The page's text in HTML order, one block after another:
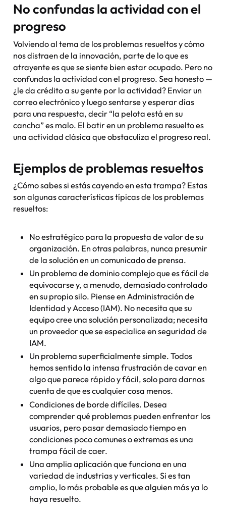
No confundas la actividad con el
progreso
Volviendo al tema de los problemas resueltos y cómo
nos distraen de la innovación, parte de lo que es
atrayente es que se siente bien estar ocupado. Pero no
confundas la actividad con el progreso. Sea honesto —
¿le da crédito a su gente por la actividad? Enviar un
correo electrónico y luego sentarse y esperar días
para una respuesta, decir “la pelota está en su
cancha” es malo. El batir en un problema resuelto es
una actividad clásica que obstaculiza el progreso real.
Ejemplos de problemas resueltos
¿Cómo sabes si estás cayendo en esta trampa? Estas
son algunas características típicas de los problemas
resueltos:
No estratégico para la propuesta de valor de su
organización. En otras palabras, nunca presumir
de la solución en un comunicado de prensa.
Un problema de dominio complejo que es fácil de
equivocarse y, a menudo, demasiado controlado
en su propio silo. Piense en Administración de
Identidad y Acceso (IAM). No necesita que su
equipo cree una solución personalizada; necesita
un proveedor que se especialice en seguridad de
IAM.
Un problema superficialmente simple. Todos
hemos sentido la intensa frustración de cavar en
algo que parece rápido y fácil, solo para darnos
cuenta de que es cualquier cosa menos.
Condiciones de borde difíciles. Desea
comprender qué problemas pueden enfrentar los
usuarios, pero pasar demasiado tiempo en
condiciones poco comunes o extremas es una
trampa fácil de caer.
Una amplia aplicación que funciona en una
variedad de industrias y verticales. Si es tan
amplio, lo más probable es que alguien más ya lo
haya resuelto.